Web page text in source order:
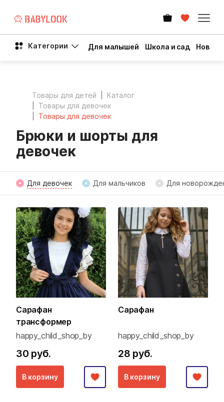
Категории Для малышей Школа и сад Новый
Товары для детей
Каталог
Товары для девочек
Товары для девочек
Брюки и шорты для
девочек
Для девочек Для мальчиков Для
Сарафан
трансформер
happy_child_shop_by
30 руб.
В корзину
Сарафан
happy_child_shop_by
28 руб.
В корзину